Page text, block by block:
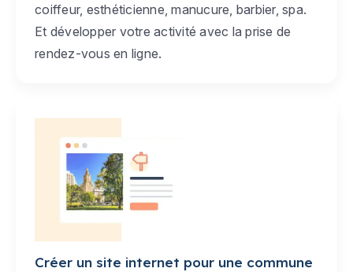
coiffeur, esthéticienne, manucure, barbier, spa.
Et développer votre activité avec la prise de
rendez-vous en ligne.
Créer un site internet pour une commune